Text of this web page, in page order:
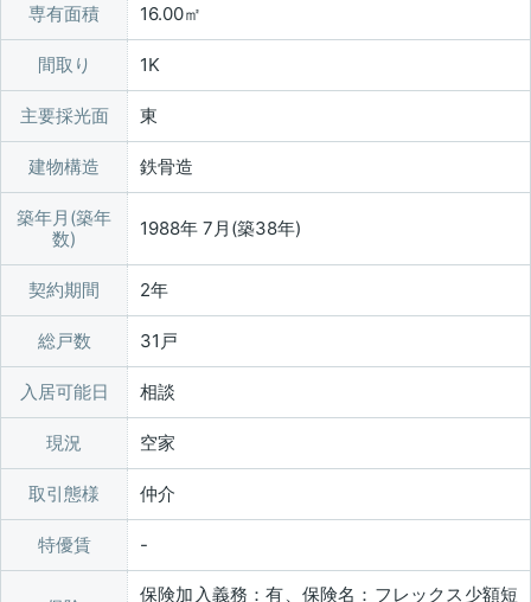
専有面積 16.00㎡
間取り 1K
主要採光面 東
建物構造 鉄骨造
築年月(築年
数)
1988年 7月(築38年)
契約期間 2年
総戸数 31戸
入居可能日 相談
現況 空家
取引態様 仲介
特優賃
保険加入義務：有、保険名：フレックス少額短